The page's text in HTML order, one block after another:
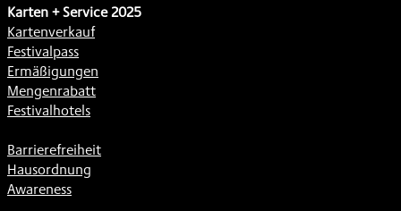
Karten + Service 2025
Kartenverkauf
Festivalpass
Ermäßigungen
Mengenrabatt
Festivalhotels
Barrierefreiheit
Hausordnung
Awareness